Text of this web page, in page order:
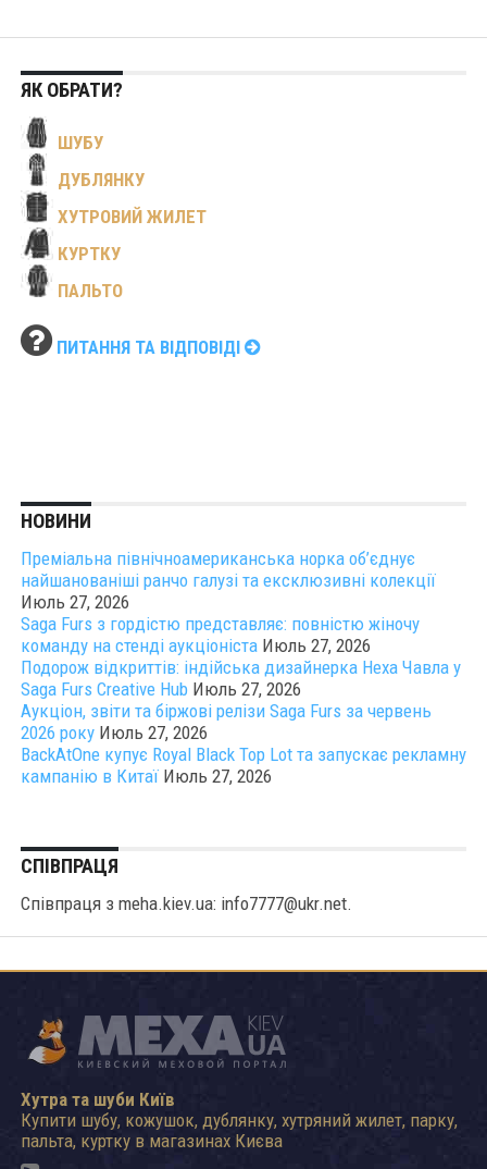
ЯК ОБРАТИ?
ШУБУ
ДУБЛЯНКУ
ХУТРОВИЙ ЖИЛЕТ
КУРТКУ
ПАЛЬТО
ПИТАННЯ ТА ВІДПОВІДІ
НОВИНИ
Преміальна північноамериканська норка об’єднує
найшанованіші ранчо галузі та ексклюзивні колекції
Июль 27, 2026
Saga Furs з гордістю представляє: повністю жіночу
команду на стенді аукціоніста Июль 27, 2026
Подорож відкриттів: індійська дизайнерка Неха Чавла у
Saga Furs Creative Hub Июль 27, 2026
Аукціон, звіти та біржові релізи Saga Furs за червень
2026 року Июль 27, 2026
BackAtOne купує Royal Black Top Lot та запускає рекламну
кампанію в Китаї Июль 27, 2026
СПІВПРАЦЯ
Співпраця з meha.kiev.ua: info7777@ukr.net.
Хутра та шуби Київ
Купити шубу, кожушок, дублянку, хутряний жилет, парку,
пальта, куртку в магазинах Києва